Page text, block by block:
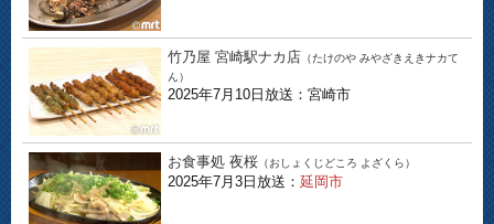
竹乃屋 宮崎駅ナカ店 （たけのや みやざきえきナカて
ん）
2025年7月10日放送：宮崎市
お食事処 夜桜 （おしょくじどころ よざくら）
2025年7月3日放送： 延岡市